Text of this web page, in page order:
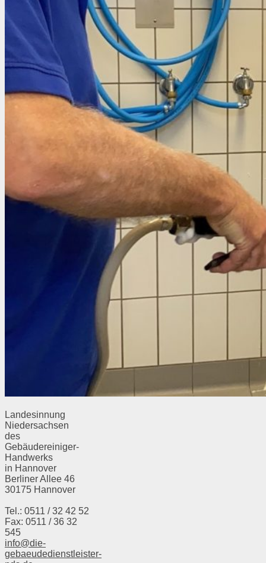
Landesinnung
Niedersachsen
des
Gebäudereiniger-
Handwerks
in Hannover
Berliner Allee 46
30175 Hannover
Tel.: 0511 / 32 42 52
Fax: 0511 / 36 32
545
info@die-
gebaeudedienstleister-